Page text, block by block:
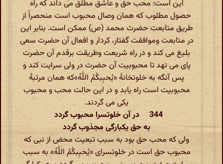
این است: محب حق و عاشق مطلق می داند که راه
حصول مطلوب که همان وصال محبوب است منحصراً از
طریق متابعت حضرت محمد (ص) ممکن است. بنابر این
در متابعت وموافقت گفتار، کردار و افعال آن حضرت سعی
بلیغ می کند و در راه شریعت وطریقت برقدم آن حضرت
پای می نهد تا محبوبیت آن حضرت در ولی سرایت کند و
پس آنگه به خلوتخانۀ «یُحبِبکُمُ اللَّهُ»که همان مرتبۀ
محبوبیت است راه یابد و در این حالت محب و محبوب
یکی می گردند.
344 در آن خلوتسرا محبوب گردد
به حق یکبارگی مجذوب گردد
ولی که محب حق بود به سبب تبعیت محض از نبی که
محبوب حق است در خلوتسرای «یُحبِبکُمُ اللَّهُ» به سبب